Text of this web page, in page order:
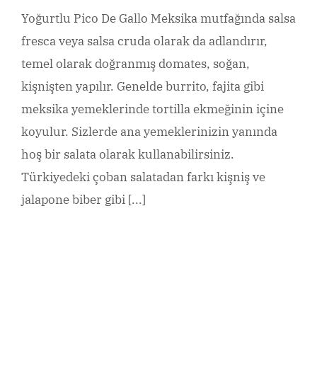
Yoğurtlu Pico De Gallo Meksika mutfağında salsa
fresca veya salsa cruda olarak da adlandırır,
temel olarak doğranmış domates, soğan,
kişnişten yapılır. Genelde burrito, fajita gibi
meksika yemeklerinde tortilla ekmeğinin içine
koyulur. Sizlerde ana yemeklerinizin yanında
hoş bir salata olarak kullanabilirsiniz.
Türkiyedeki çoban salatadan farkı kişniş ve
jalapone biber gibi [...]